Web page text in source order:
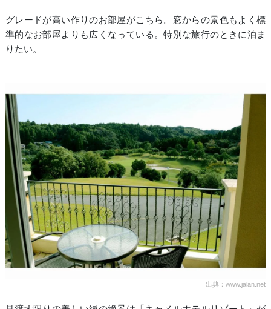
グレードが高い作りのお部屋がこちら。窓からの景色もよく標
準的なお部屋よりも広くなっている。特別な旅行のときに泊ま
りたい。
出典：www.jalan.net